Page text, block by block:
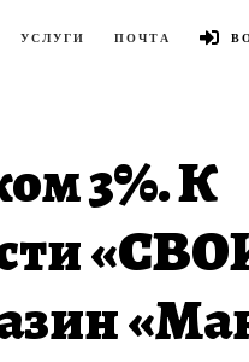
УСЛУГИ ПОЧТА
3%. К